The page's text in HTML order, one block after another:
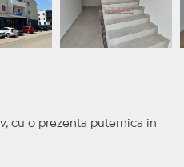
cu o prezenta puternica in